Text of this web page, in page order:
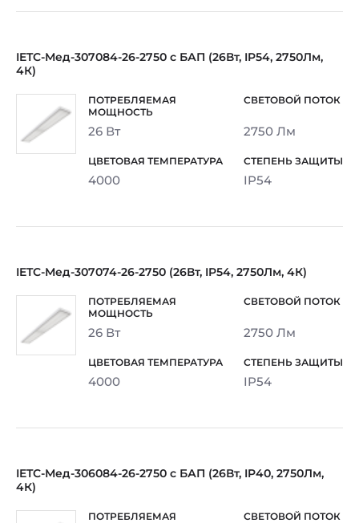
IETC-Мед-307084-26-2750 с БАП (26Вт, IP54, 2750Лм,
4К)
26 Вт 2750 Лм
4000 IP54
IETC-Мед-307074-26-2750 (26Вт, IP54, 2750Лм, 4К)
26 Вт 2750 Лм
4000 IP54
IETC-Мед-306084-26-2750 с БАП (26Вт, IP40, 2750Лм,
4К)